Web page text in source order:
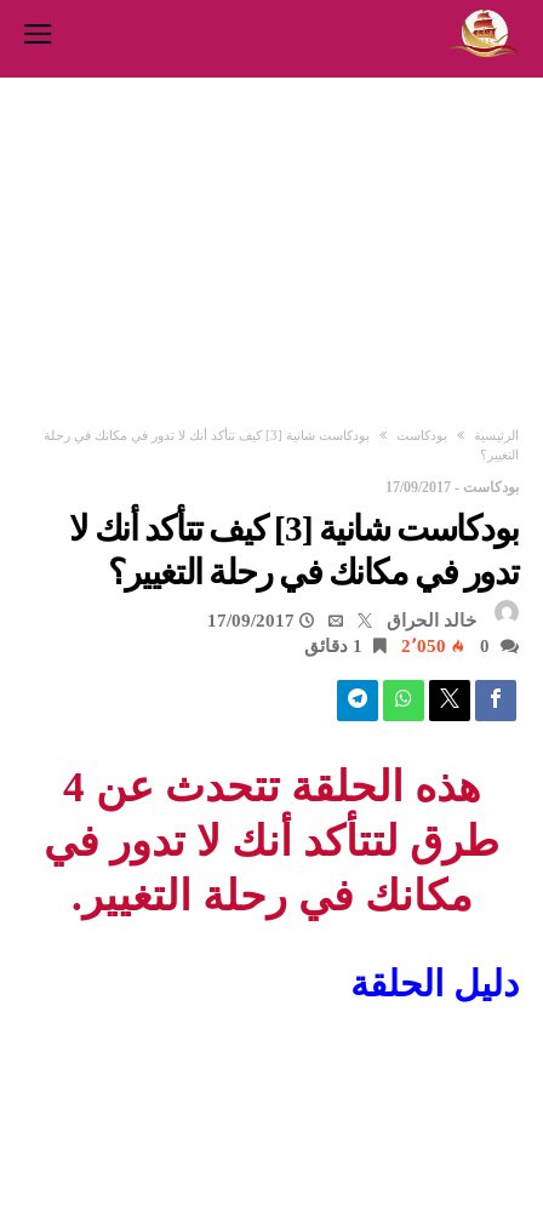
‫الرئيسية‬ بودكاست
بودكاست شانية [3] كيف تتأكد أنك لا تدور في مكانك في رحلة
التغيير؟
بودكاست -
17/09/2017
بودكاست شانية [3] كيف تتأكد أنك لا
تدور في مكانك في رحلة التغيير؟
خالد الحراق
17/09/2017
2٬050 1 ‫دقائق‬
هذه الحلقة تتحدث عن 4
طرق لتتأكد أنك لا تدور في
مكانك في رحلة التغيير.
دليل الحلقة